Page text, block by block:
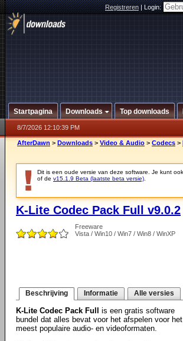
Registreren|Login:
Startpagina Downloads Top downloads
8/7/2026 12:10:39 PM
AfterDawn > Downloads > Video & Audio > Codecs >
Dit is een oude versie van deze software. Je kunt
of de v15.1.9 Beta (laatste beta versie)
K-Lite Codec Pack Full v9.0.2
Freeware
Vista / Win10 / Win7 / Win8 / WinXP
Beschrijving Informatie Alle versies
K-Lite Codec Pack Full
is een gratis software
bundel dat alles bevat voor het afspelen voor het
meest populaire audio- en videoformaten.